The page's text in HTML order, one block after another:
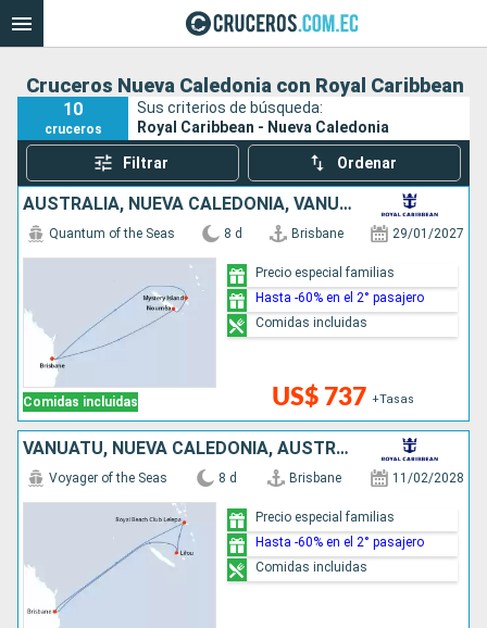
Cruceros Nueva Caledonia con Royal Caribbean
10
cruceros
Sus criterios de búsqueda:
Royal Caribbean - Nueva Caledonia
Filtrar Ordenar
AUSTRALIA, NUEVA CALEDONIA, VANUATU
Comidas incluidas
Quantum of the Seas 8 d Brisbane 29/01/2027
US$ 737 +Tasas
Precio especial familias
Hasta -60% en el 2° pasajero
Comidas incluidas
VANUATU, NUEVA CALEDONIA, AUSTRALIA
Voyager of the Seas 8 d Brisbane 11/02/2028
Precio especial familias
Hasta -60% en el 2° pasajero
Comidas incluidas